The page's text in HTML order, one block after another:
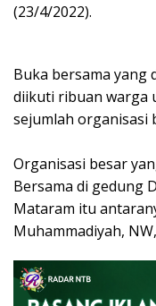
(23/4/2022).
Buka bersama yang
diikuti ribuan warga
sejumlah organisasi
Organisasi besar
Bersama di gedung
Mataram itu
Muhammadiyah,